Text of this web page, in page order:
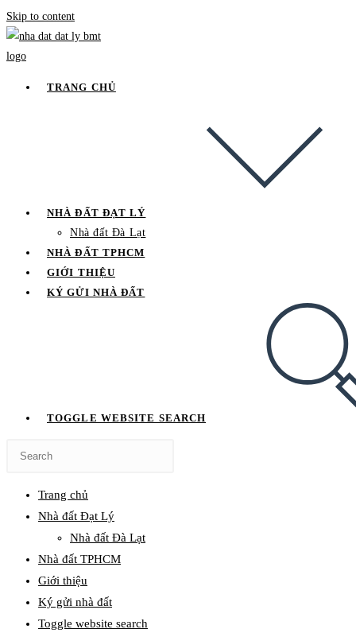
Skip to content
TRANG CHỦ
NHÀ ĐẤT ĐẠT LÝ
Nhà đất Đà Lạt
NHÀ ĐẤT TPHCM
GIỚI THIỆU
KÝ GỬI NHÀ ĐẤT
TOGGLE WEBSITE SEARCH
Trang chủ
Nhà đất Đạt Lý
Nhà đất Đà Lạt
Nhà đất TPHCM
Giới thiệu
Ký gửi nhà đất
Toggle website search